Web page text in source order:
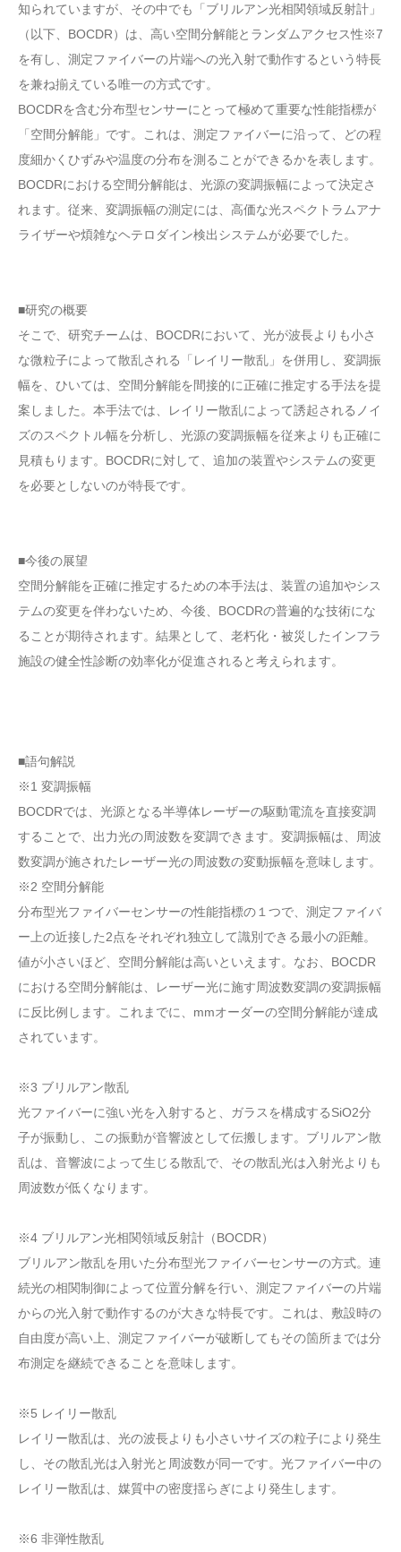
知られていますが、その中でも「ブリルアン光相関領域反射計」
（以下、BOCDR）は、高い空間分解能とランダムアクセス性※7
を有し、測定ファイバーの片端への光入射で動作するという特長
を兼ね揃えている唯一の方式です。
BOCDRを含む分布型センサーにとって極めて重要な性能指標が
「空間分解能」です。これは、測定ファイバーに沿って、どの程
度細かくひずみや温度の分布を測ることができるかを表します。
BOCDRにおける空間分解能は、光源の変調振幅によって決定さ
れます。従来、変調振幅の測定には、高価な光スペクトラムアナ
ライザーや煩雑なヘテロダイン検出システムが必要でした。
■研究の概要
そこで、研究チームは、BOCDRにおいて、光が波長よりも小さ
な微粒子によって散乱される「レイリー散乱」を併用し、変調振
幅を、ひいては、空間分解能を間接的に正確に推定する手法を提
案しました。本手法では、レイリー散乱によって誘起されるノイ
ズのスペクトル幅を分析し、光源の変調振幅を従来よりも正確に
見積もります。BOCDRに対して、追加の装置やシステムの変更
を必要としないのが特長です。
■今後の展望
空間分解能を正確に推定するための本手法は、装置の追加やシス
テムの変更を伴わないため、今後、BOCDRの普遍的な技術にな
ることが期待されます。結果として、老朽化・被災したインフラ
施設の健全性診断の効率化が促進されると考えられます。
■語句解説
※1 変調振幅
BOCDRでは、光源となる半導体レーザーの駆動電流を直接変調
することで、出力光の周波数を変調できます。変調振幅は、周波
数変調が施されたレーザー光の周波数の変動振幅を意味します。
※2 空間分解能
分布型光ファイバーセンサーの性能指標の１つで、測定ファイバ
ー上の近接した2点をそれぞれ独立して識別できる最小の距離。
値が小さいほど、空間分解能は高いといえます。なお、BOCDR
における空間分解能は、レーザー光に施す周波数変調の変調振幅
に反比例します。これまでに、mmオーダーの空間分解能が達成
されています。
※3 ブリルアン散乱
光ファイバーに強い光を入射すると、ガラスを構成するSiO2分
子が振動し、この振動が音響波として伝搬します。ブリルアン散
乱は、音響波によって生じる散乱で、その散乱光は入射光よりも
周波数が低くなります。
※4 ブリルアン光相関領域反射計（BOCDR）
ブリルアン散乱を用いた分布型光ファイバーセンサーの方式。連
続光の相関制御によって位置分解を行い、測定ファイバーの片端
からの光入射で動作するのが大きな特長です。これは、敷設時の
自由度が高い上、測定ファイバーが破断してもその箇所までは分
布測定を継続できることを意味します。
※5 レイリー散乱
レイリー散乱は、光の波長よりも小さいサイズの粒子により発生
し、その散乱光は入射光と周波数が同一です。光ファイバー中の
レイリー散乱は、媒質中の密度揺らぎにより発生します。
※6 非弾性散乱